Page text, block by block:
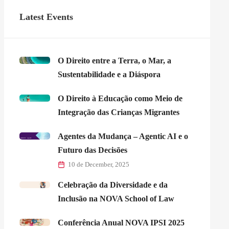
Latest Events
O Direito entre a Terra, o Mar, a
Sustentabilidade e a Diáspora
O Direito à Educação como Meio de
Integração das Crianças Migrantes
Agentes da Mudança – Agentic AI e o
Futuro das Decisões
10 de December, 2025
Celebração da Diversidade e da
Inclusão na NOVA School of Law
Conferência Anual NOVA IPSI 2025